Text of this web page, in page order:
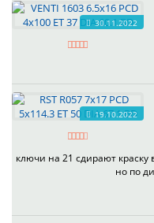
30.11.2022
19.10.2022
ключи на 21 сдирают краску
но по